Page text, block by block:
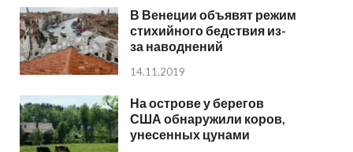
В Венеции объявят режим
стихийного бедствия из-
за наводнений
14.11.2019
На острове у берегов
США обнаружили коров,
унесенных цунами